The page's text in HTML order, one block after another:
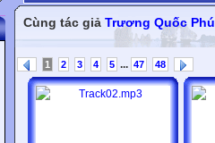
Cùng tác giả Trương Quốc Phú
1 2 3 4 5 ... 47 48